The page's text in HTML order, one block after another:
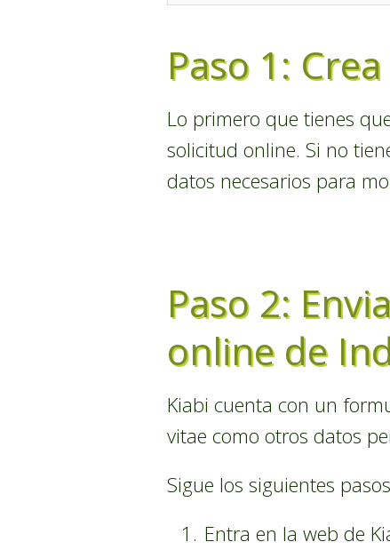
Paso 1:
Lo primero que tienes
solicitud online. Si no
datos necesarios para
Paso 2:
online de
Kiabi cuenta con un
vitae como otros datos
Sigue los siguientes
Entra en la web de